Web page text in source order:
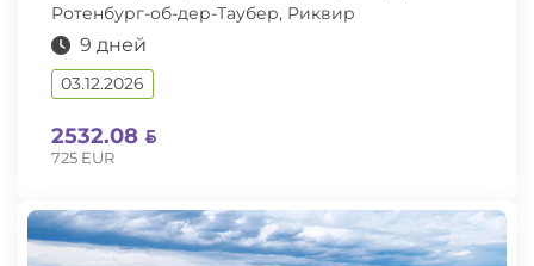
Ротенбург-об-дер-Таубер, Риквир
9 дней
03.12.2026
2532.08
725 EUR